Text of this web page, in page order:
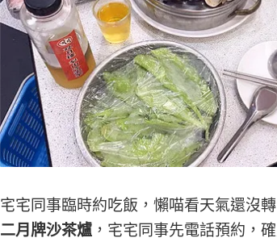
宅宅同事臨時約吃飯，懶喵看天氣還沒
二月牌沙茶爐 ，宅宅同事先電話預約，